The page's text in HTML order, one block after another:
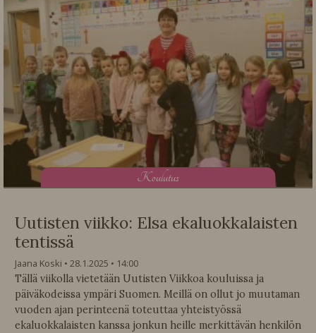
Koulutus
Uutisten viikko: Elsa ekaluokkalaisten
tentissä
Jaana Koski 28.1.2025
14:00
Tällä viikolla vietetään Uutisten Viikkoa kouluissa ja
päiväkodeissa ympäri Suomen. Meillä on ollut jo muutaman
vuoden ajan perinteenä toteuttaa yhteistyössä
ekaluokkalaisten kanssa jonkun heille merkittävän henkilön